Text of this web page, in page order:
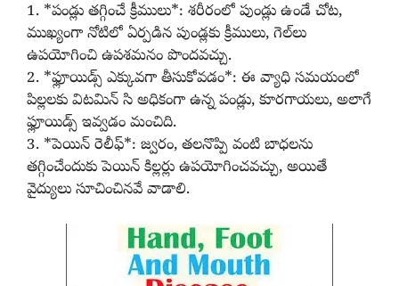
1. *పండ్లు తగ్గించే క్రీములు*: శరీరంలో పుండ్లు ఉండే చోట,
ముఖ్యంగా నోటిలో ఏర్పడిన పుండ్లకు క్రీములు, గెల్‌లు
ఉపయోగించి ఉపశమనం పొందవచ్చు.
2. *ఫ్లూయిడ్స్ ఎక్కువగా తీసుకోవడం*: ఈ వ్యాధి సమయంలో
పిల్లలకు విటమిన్‌ సి అధికంగా ఉన్న పండ్లు, కూరగాయలు, అలాగే
ఫ్లూయిడ్స్ ఇవ్వడం మంచిది.
3. *పెయిన్ రెలీఫ్*: జ్వరం, తలనొప్పి వంటి బాధలను
తగ్గించేందుకు పెయిన్ కిల్లర్లు ఉపయోగించవచ్చు, అయితే
వైద్యులు సూచించినవే వాడాలి.